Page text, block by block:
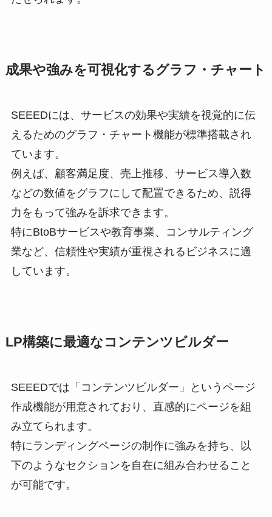
成果や強みを可視化するグラフ・チャート
SEEEDには、サービスの効果や実績を視覚的に伝
えるためのグラフ・チャート機能が標準搭載され
ています。
例えば、顧客満足度、売上推移、サービス導入数
などの数値をグラフにして配置できるため、説得
力をもって強みを訴求できます。
特にBtoBサービスや教育事業、コンサルティング
業など、信頼性や実績が重視されるビジネスに適
しています。
LP構築に最適なコンテンツビルダー
SEEEDでは「コンテンツビルダー」というページ
作成機能が用意されており、直感的にページを組
み立てられます。
特にランディングページの制作に強みを持ち、以
下のようなセクションを自在に組み合わせること
が可能です。